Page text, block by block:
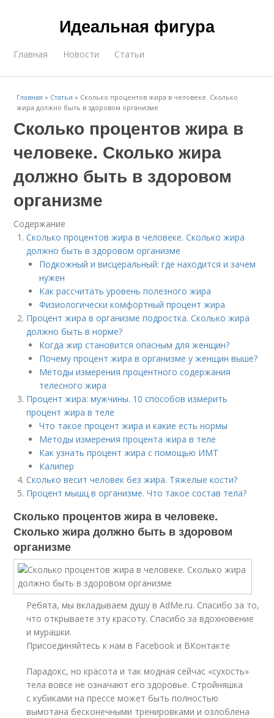
Идеальная фигура
Главная Новости Статьи
Главная » Статьи » Сколько процентов жира в человеке. Сколько
жира должно быть в здоровом организме
Сколько процентов жира в
человеке. Сколько жира
должно быть в здоровом
организме
Содержание
Сколько процентов жира в человеке. Сколько жира
должно быть в здоровом организме
Подкожный и висцеральный: где находится и зачем
нужен
Как рассчитать уровень полезного жира
Физиологически комфортный процент жира
Процент жира в организме подростка. Сколько жира
должно быть в норме?
Когда жир становится опасным для женщин?
Почему процент жира в организме у женщин выше?
Методы измерения процентного содержания
телесного жира
Процент жира: мужчины. 10 способов измерить
процент жира в теле
Что такое процент жира и какие есть нормы
Методы измерения процента жира в теле
Как узнать процент жира с помощью ИМТ
Калипер
Сколько весит человек без жира. Тяжелые кости?
Процент мышц в организме. Что такое состав тела?
Сколько процентов жира в человеке.
Сколько жира должно быть в здоровом
организме
Ребята, мы вкладываем душу в AdMe.ru. Cпасибо за то,
что открываете эту красоту. Спасибо за вдохновение
и мурашки.
Присоединяйтесь к нам в Facebook и ВКонтакте
Парадокс, но красота и так модная сейчас «сухость»
тела вовсе не означают его здоровье. Стройняшка
с кубиками на прессе может быть полностью
вымотана бесконечными тренировками и озлоблена